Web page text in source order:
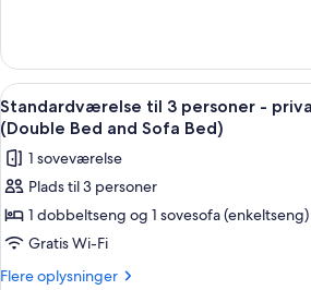
fælles
badeværelse
(Twin
Beds
and
Sofa
Bed)
værelse
til
3
personer
-
fælles
badeværelse
Beds
and
Bed)
Indlæs
alle
billeder
af
Standardværelse
til
3
personer
Et
5
Standardværelse til 3 personer -
(Double Bed and Sofa Bed)
1 soveværelse
Plads til 3 personer
1 dobbeltseng og 1 sovesofa (enkeltseng)
Gratis Wi-Fi
Flere oplysninger
Flere